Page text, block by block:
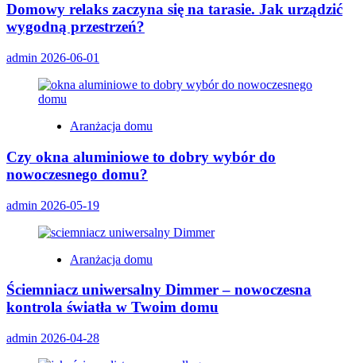
Domowy relaks zaczyna się na tarasie. Jak urządzić
wygodną przestrzeń?
admin 2026-06-01
Aranżacja domu
Czy okna aluminiowe to dobry wybór do
nowoczesnego domu?
admin 2026-05-19
Aranżacja domu
Ściemniacz uniwersalny Dimmer – nowoczesna
kontrola światła w Twoim domu
admin 2026-04-28